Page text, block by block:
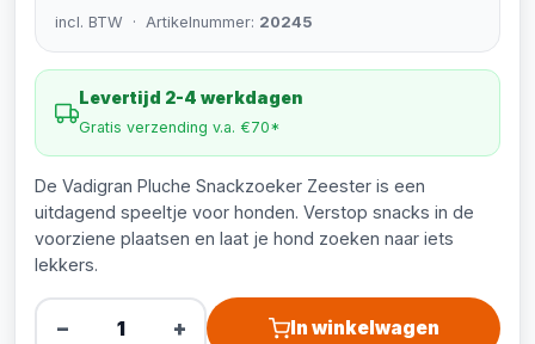
incl. BTW · Artikelnummer: 20245
Levertijd 2-4 werkdagen
Gratis verzending v.a. €70*
De Vadigran Pluche Snackzoeker Zeester is een
uitdagend speeltje voor honden. Verstop snacks in de
voorziene plaatsen en laat je hond zoeken naar iets
lekkers.
− + In winkelwagen